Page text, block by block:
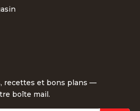
recettes et bons plans —
boîte mail.